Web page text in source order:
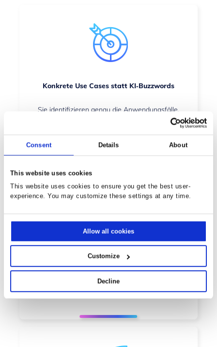
Consent Details About
This website uses cookies
This website uses cookies to ensure you get the best user-
experience. You may customize these settings at any time.
Allow all cookies
Customize
Decline
Konkrete Use Cases statt KI‑Buzzwords
Sie identifizieren genau die Anwendungsfälle,
die in Ihren Prozessen echten Mehrwert
Priorisierte Ideen mit messbarem Mehrwert
Sie wissen, welche Initiativen sich zuerst
lohnen und wie Sie den Nutzen bewerten
können.